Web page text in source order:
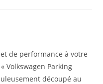
de performance à votre
Volkswagen Parking
découpé au